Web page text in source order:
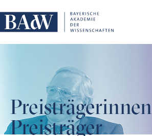
Preisträgerinnen
Preisträger